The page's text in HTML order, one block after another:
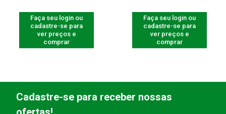
Faça seu login ou
cadastre-se para
ver preços e
comprar
Faça seu login ou
cadastre-se para
ver preços e
comprar
Cadastre-se para receber nossas